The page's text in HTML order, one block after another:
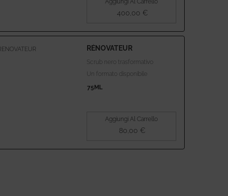
400,00 €
RÉNOVATEUR
Scrub nero trasformativo
Un formato disponibile
75ML
Aggiungi Al Carrello
80,00 €